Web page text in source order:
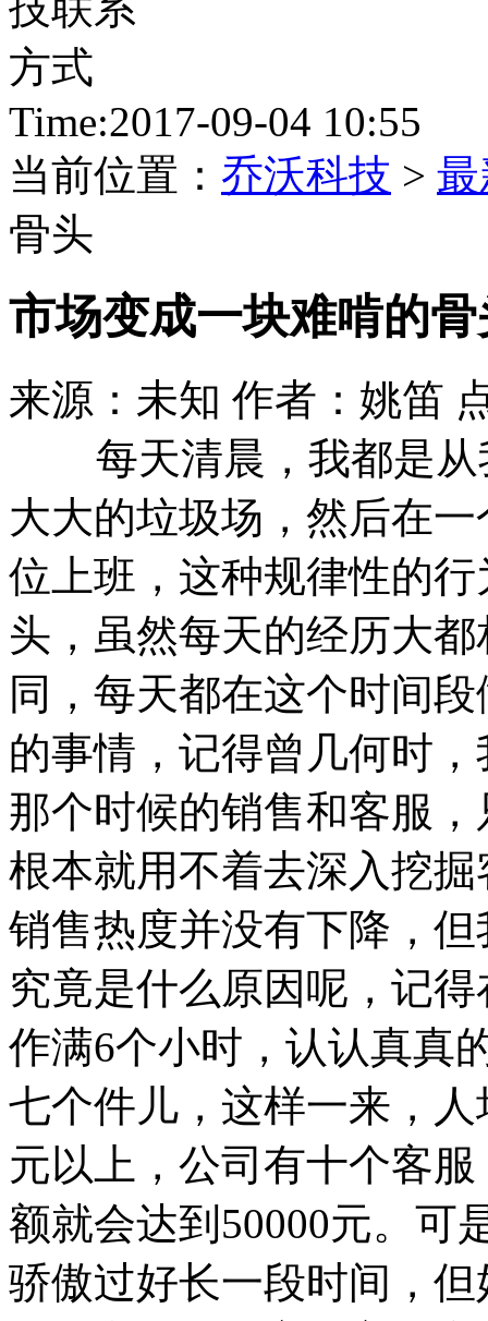
Time:2017-09-04 10:55
当前位置： 乔沃科技 >
骨头
市场变成一块难啃的骨
来源：未知 作者：姚笛
每天清晨，我都是从
大大的垃圾场，然后在
位上班，这种规律性的
头，虽然每天的经历大
同，每天都在这个时间
的事情，记得曾几何时
那个时候的销售和客服
根本就用不着去深入挖
销售热度并没有下降，
究竟是什么原因呢，记
作满6个小时，认认真真
七个件儿，这样一来，
元以上，公司有十个客
额就会达到50000元。可
骄傲过好长一段时间，